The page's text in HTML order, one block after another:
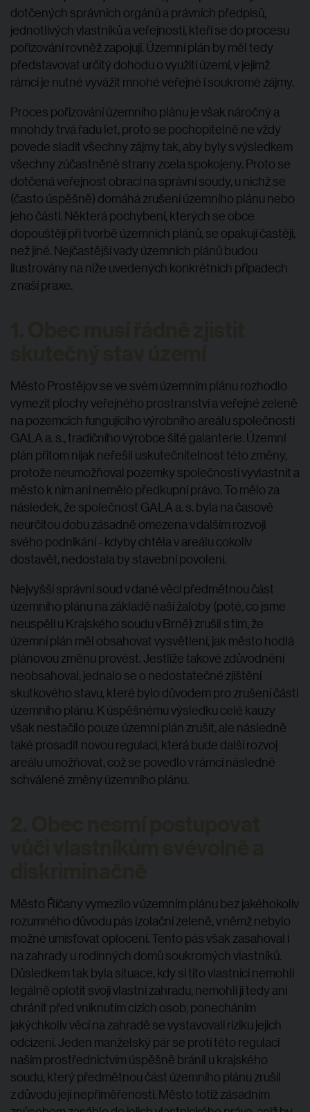
dotčených správních orgánů a právních předpisů,
jednotlivých vlastníků a veřejnosti, kteří se do procesu
pořizování rovněž zapojují. Územní plán by měl tedy
představovat určitý dohodu o využití území, v jejímž
rámci je nutné vyvážit mnohé veřejné i soukromé zájmy.
Proces pořizování územního plánu je však náročný a
mnohdy trvá řadu let, proto se pochopitelně ne vždy
povede sladit všechny zájmy tak, aby byly s výsledkem
všechny zúčastněné strany zcela spokojeny. Proto se
dotčená veřejnost obrací na správní soudy, u nichž se
(často úspěšně) domáhá zrušení územního plánu nebo
jeho části. Některá pochybení, kterých se obce
dopouštějí při tvorbě územních plánů, se opakují častěji,
než jiné. Nejčastější vady územních plánů budou
ilustrovány na níže uvedených konkrétních případech
z naší praxe.
Město Prostějov se ve svém územním plánu rozhodlo
vymezit plochy veřejného prostranství a veřejné zeleně
na pozemcích fungujícího výrobního areálu společnosti
GALA a. s., tradičního výrobce šité galanterie. Územní
plán přitom nijak neřešil uskutečnitelnost této změny,
protože neumožňoval pozemky společnosti vyvlastnit a
město k nim ani nemělo předkupní právo. To mělo za
následek, že společnost GALA a. s. byla na časově
neurčitou dobu zásadně omezena v dalším rozvoji
svého podnikání - kdyby chtěla v areálu cokoliv
dostavět, nedostala by stavební povolení.
Nejvyšší správní soud v dané věci předmětnou část
územního plánu na základě naší žaloby (poté, co jsme
neuspěli u Krajského soudu v Brně) zrušil s tím, že
územní plán měl obsahovat vysvětlení, jak město hodlá
plánovou změnu provést. Jestliže takové zdůvodnění
neobsahoval, jednalo se o nedostatečné zjištění
skutkového stavu, které bylo důvodem pro zrušení části
územního plánu. K úspěšnému výsledku celé kauzy
však nestačilo pouze územní plán zrušit, ale následně
také prosadit novou regulaci, která bude další rozvoj
areálu umožňovat, což se povedlo v rámci následně
schválené změny územního plánu.
Město Říčany vymezilo v územním plánu bez jakéhokoliv
rozumného důvodu pás izolační zeleně, v němž nebylo
možné umísťovat oplocení. Tento pás však zasahoval i
na zahrady u rodinných domů soukromých vlastníků.
Důsledkem tak byla situace, kdy si tito vlastníci nemohli
legálně oplotit svoji vlastní zahradu, nemohli ji tedy ani
chránit před vniknutím cizích osob, ponecháním
jakýchkoliv věcí na zahradě se vystavovali riziku jejich
odcizení. Jeden manželský pár se proti této regulaci
naším prostřednictvím úspěšně bránil u krajského
soudu, který předmětnou část územního plánu zrušil
z důvodu její nepřiměřenosti. Město totiž zásadním